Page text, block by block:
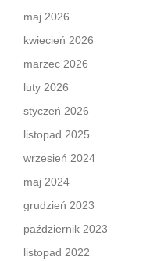
maj 2026
kwiecień 2026
marzec 2026
luty 2026
styczeń 2026
listopad 2025
wrzesień 2024
maj 2024
grudzień 2023
październik 2023
listopad 2022